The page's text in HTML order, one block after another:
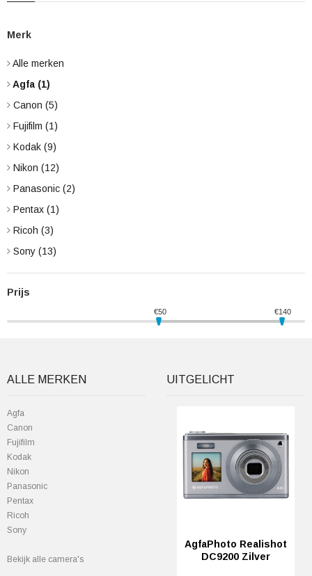
Merk
Alle merken
Agfa (1)
Canon (5)
Fujifilm (1)
Kodak (9)
Nikon (12)
Panasonic (2)
Pentax (1)
Ricoh (3)
Sony (13)
Prijs
€50 €140
ALLE MERKEN
Agfa
Canon
Fujifilm
Kodak
Nikon
Panasonic
Pentax
Ricoh
Sony
Bekijk alle camera's
UITGELICHT
AgfaPhoto Realishot
DC9200 Zilver